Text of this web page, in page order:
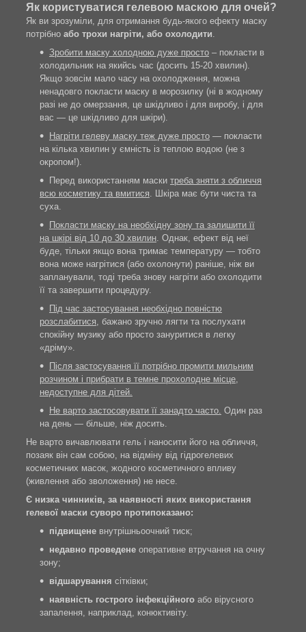
Як користуватися гелевою маскою для очей?
Як ви зрозуміли, для отримання будь-якого ефекту маску
потрібно або трохи нагріти, або охолодити
Зробити маску холодною дуже просто – покласти в
холодильник на якийсь час (досить 15-20 хвилин).
Якщо зовсім мало часу на охолодження, можна
ненадовго покласти маску в морозилку (ні в жодному
разі не до омерзання, це шкідливо і для виробу, і для
вас — це шкідливо для шкіри).
Нагріти гелеву маску теж дуже просто — покласти
на кілька хвилин у ємність із теплою водою (не з
окропом!).
Перед використанням маски треба зняти з обличчя
всю косметику та вмитися . Шкіра має бути чиста та
суха.
Покласти маску на необхідну зону та залишити її
на шкірі від 10 до 30 хвилин . Однак, ефект від неї
буде, тільки якщо вона тримає температуру — тобто
вона може нагрітися (або охолонути) раніше, ніж ви
запланували, тоді треба знову нагріти або охолодити
її та завершити процедуру.
Під час застосування необхідно повністю
розслабитися, бажано зручно лягти та послухати
спокійну музику або просто зануритися в легку
«дріму».
Після застосування її потрібно промити мильним
розчином і прибрати в темне прохолодне місце,
недоступне для дітей.
Не варто застосовувати її занадто часто. Один раз
на день — більше, ніж досить.
Не варто вичавлювати гель і наносити його на обличчя,
позаяк він сам собою, на відміну від гідрогелевих
косметичних масок, жодного косметичного впливу
(живлення або зволоження) не несе.
Є низка чинників, за наявності яких використання
гелевої маски суворо протипоказано:
підвищене внутрішньоочний тиск;
недавно проведене оперативне втручання на очну
зону;
відшарування сітківки;
наявність гострого інфекційного або вірусного
запалення, наприклад, конюктивіту.